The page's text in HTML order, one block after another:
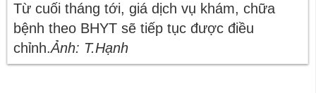
Từ cuối tháng tới, giá dịch vụ khám, chữa
bệnh theo BHYT sẽ tiếp tục được điều
chỉnh.Ảnh: T.Hạnh